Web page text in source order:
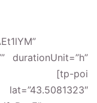
durationUnit=”h”
[tp-poi